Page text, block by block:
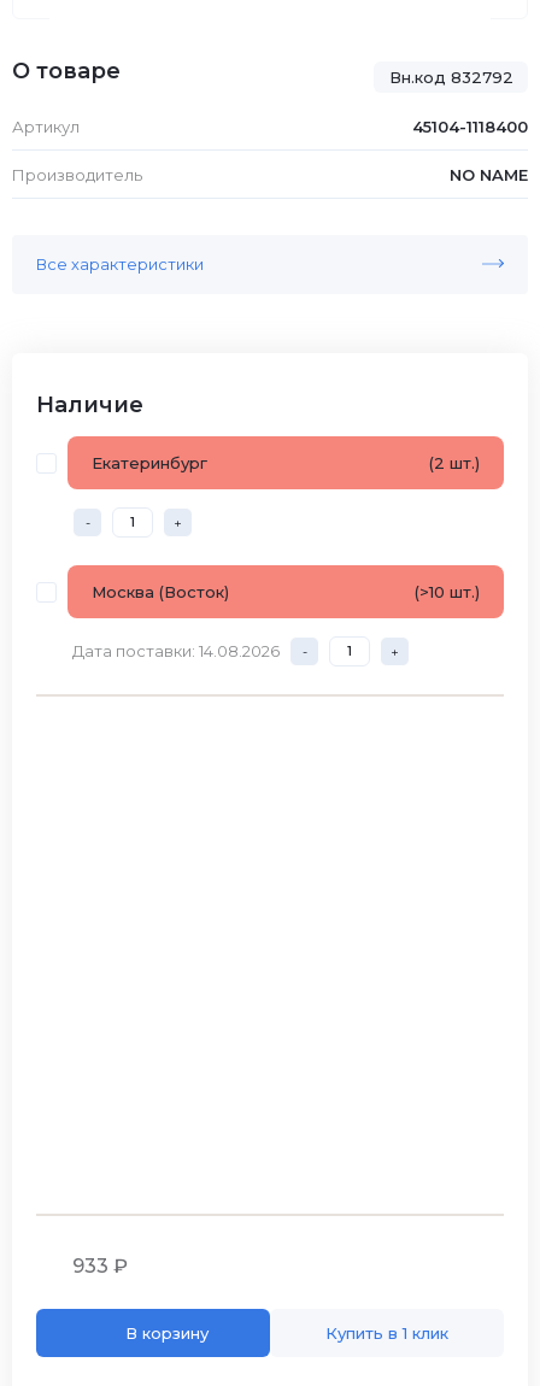
Вн.код 832792
О товаре
Артикул 45104-1118400
Производитель NO NAME
Все характеристики
Наличие
Екатеринбург (2 шт.)
- +
Москва (Восток) (>10 шт.)
Дата поставки: 14.08.2026 - +
933 ₽
В корзину Купить в 1 клик